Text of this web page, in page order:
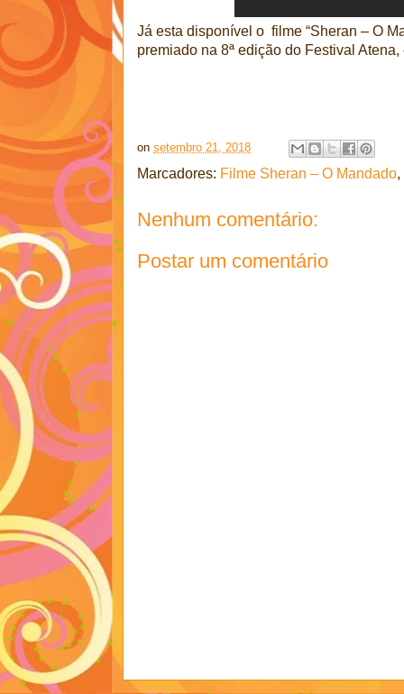
Já esta disponível o filme “Sheran – O
premiado na 8ª edição do Festival
on setembro 21, 2018
Marcadores: Filme Sheran – O Mandado,
Nenhum comentário:
Postar um comentário